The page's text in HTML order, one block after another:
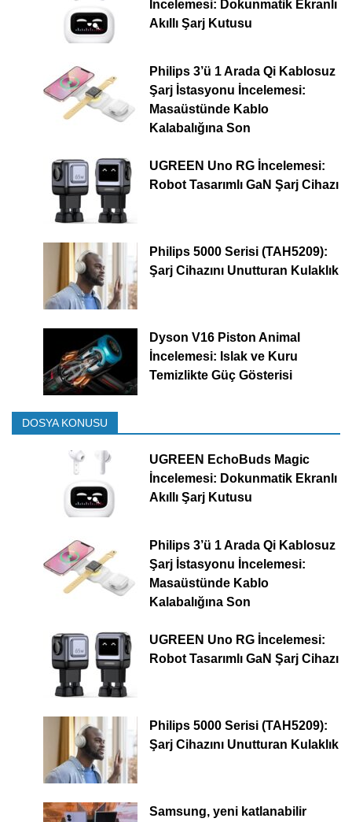
İncelemesi: Dokunmatik Ekranlı
Akıllı Şarj Kutusu
Philips 3’ü 1 Arada Qi Kablosuz
Şarj İstasyonu İncelemesi:
Masaüstünde Kablo
Kalabalığına Son
UGREEN Uno RG İncelemesi:
Robot Tasarımlı GaN Şarj Cihazı
Philips 5000 Serisi (TAH5209):
Şarj Cihazını Unutturan Kulaklık
Dyson V16 Piston Animal
İncelemesi: Islak ve Kuru
Temizlikte Güç Gösterisi
DOSYA KONUSU
UGREEN EchoBuds Magic
İncelemesi: Dokunmatik Ekranlı
Akıllı Şarj Kutusu
Philips 3’ü 1 Arada Qi Kablosuz
Şarj İstasyonu İncelemesi:
Masaüstünde Kablo
Kalabalığına Son
UGREEN Uno RG İncelemesi:
Robot Tasarımlı GaN Şarj Cihazı
Philips 5000 Serisi (TAH5209):
Şarj Cihazını Unutturan Kulaklık
Samsung, yeni katlanabilir